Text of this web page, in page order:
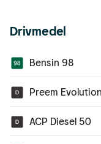
Drivmedel
Bensin 98
Preem
ACP Diesel 50